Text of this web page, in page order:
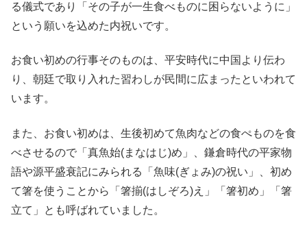
る儀式であり「その子が一生食べものに困らないように」
という願いを込めた内祝いです。
お食い初めの行事そのものは、平安時代に中国より伝わ
り、朝廷で取り入れた習わしが民間に広まったといわれて
います。
また、お食い初めは、生後初めて魚肉などの食ぺものを食
べさせるので「真魚始(まなはじ)め」、鎌倉時代の平家物
語や源平盛衰記にみられる「魚味(ぎょみ)の祝い」、初め
て箸を使うことから「箸揃(はしぞろ)え」「箸初め」「箸
立て」とも呼ばれていました。